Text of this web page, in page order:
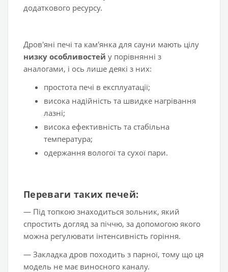
додаткового ресурсу.
Дров'яні печі та кам'янка для сауни мають цілу
низку особливостей у порівнянні з
аналогами, і ось лише деякі з них:
простота печі в експлуатації;
висока надійність та швидке нагрівання
лазні;
висока ефективність та стабільна
температура;
одержання вологої та сухої пари.
Переваги таких печей:
— Під топкою знаходиться зольник, який
спростить догляд за піччю, за допомогою якого
можна регулювати інтенсивність горіння.
— Закладка дров походить з парної, тому що ця
модель не має виносного каналу.